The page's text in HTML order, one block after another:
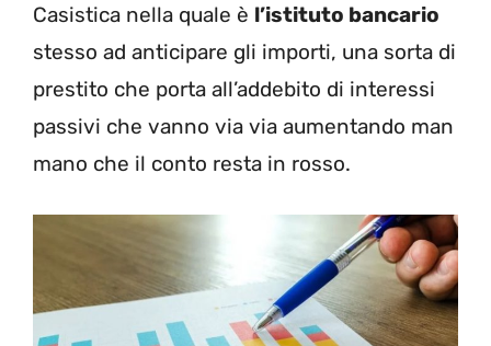
Casistica nella quale è l’istituto bancario
stesso ad anticipare gli importi, una sorta di
prestito che porta all’addebito di interessi
passivi che vanno via via aumentando man
mano che il conto resta in rosso.